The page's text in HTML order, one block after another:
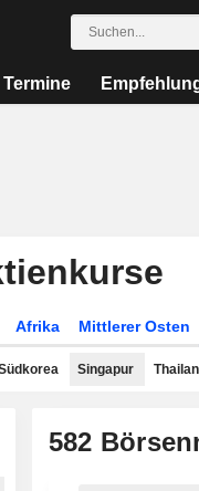
Termine
Afrika Mittlerer Osten
Singapur
582